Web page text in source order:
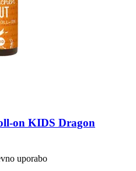
​on KIDS Dragon
uporabo